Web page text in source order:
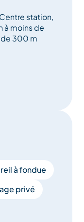
station,
à moins de
de 300 m
à fondue
privé